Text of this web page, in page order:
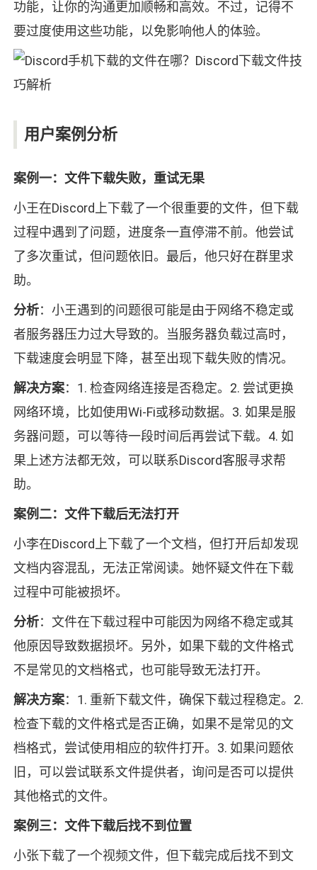
功能，让你的沟通更加顺畅和高效。不过，记得不
要过度使用这些功能，以免影响他人的体验。
用户案例分析
案例一：文件下载失败，重试无果
小王在Discord上下载了一个很重要的文件，但下载
过程中遇到了问题，进度条一直停滞不前。他尝试
了多次重试，但问题依旧。最后，他只好在群里求
助。
分析：小王遇到的问题很可能是由于网络不稳定或
者服务器压力过大导致的。当服务器负载过高时，
下载速度会明显下降，甚至出现下载失败的情况。
解决方案：1. 检查网络连接是否稳定。2. 尝试更换
网络环境，比如使用Wi-Fi或移动数据。3. 如果是服
务器问题，可以等待一段时间后再尝试下载。4. 如
果上述方法都无效，可以联系Discord客服寻求帮
助。
案例二：文件下载后无法打开
小李在Discord上下载了一个文档，但打开后却发现
文档内容混乱，无法正常阅读。她怀疑文件在下载
过程中可能被损坏。
分析：文件在下载过程中可能因为网络不稳定或其
他原因导致数据损坏。另外，如果下载的文件格式
不是常见的文档格式，也可能导致无法打开。
解决方案：1. 重新下载文件，确保下载过程稳定。2.
检查下载的文件格式是否正确，如果不是常见的文
档格式，尝试使用相应的软件打开。3. 如果问题依
旧，可以尝试联系文件提供者，询问是否可以提供
其他格式的文件。
案例三：文件下载后找不到位置
小张下载了一个视频文件，但下载完成后找不到文